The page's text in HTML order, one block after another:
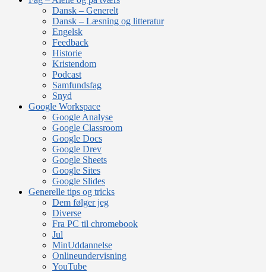
Dansk – Generelt
Dansk – Læsning og litteratur
Engelsk
Feedback
Historie
Kristendom
Podcast
Samfundsfag
Snyd
Google Workspace
Google Analyse
Google Classroom
Google Docs
Google Drev
Google Sheets
Google Sites
Google Slides
Generelle tips og tricks
Dem følger jeg
Diverse
Fra PC til chromebook
Jul
MinUddannelse
Onlineundervisning
YouTube